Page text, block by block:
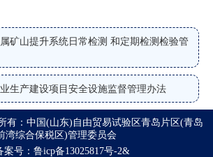
矿山提升系统日常检测 和定期检测检验管
生产建设项目安全设施监督管理办法
有：中国(山东)自由贸易试验区青岛片区(青岛
湾综合保税区)管理委员会
案号：鲁icp备13025817号-2&